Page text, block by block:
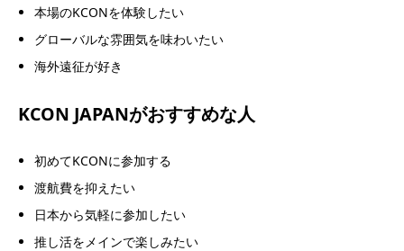
本場のKCONを体験したい
グローバルな雰囲気を味わいたい
海外遠征が好き
KCON JAPANがおすすめな人
初めてKCONに参加する
渡航費を抑えたい
日本から気軽に参加したい
推し活をメインで楽しみたい